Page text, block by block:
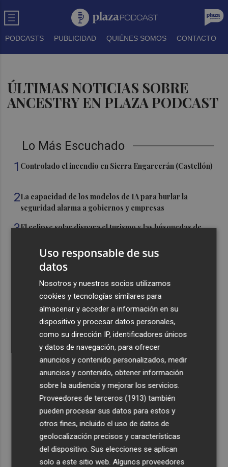
PODCASTS PUBLICIDAD QUIÉNES SOMOS CONTACTO
ÚLTIMAS NOTICIAS SOBRE
ANCESTRY EN PLAZA PODCAST
Lo Más Escuchado
1 Controlado el incendio en Sierra Engarcerán (Castellón)
2La capacidad de los modelos de IA para burlar la
seguridad alarma a gobiernos y empresas
3El eclipse solar dispara el turismo y las búsquedas de
El cubano Papillo triunfa en el certamen del Trovo
Pascual García-Mateos de La Unión
El cantaor Rafa del Calli emociona y se lleva el trofeo
más emblemático del flamenco, la Lámpara Minera del
Cante de las Minas
Recibe toda la actualidad de
Plaza Podcast en tu correo
Quiero suscribirme
Uso responsable de sus
datos
Nosotros y nuestros socios utilizamos
cookies y tecnologías similares para
almacenar y acceder a información en su
dispositivo y procesar datos personales,
como su dirección IP, identificadores únicos
y datos de navegación, para ofrecer
anuncios y contenido personalizados, medir
anuncios y contenido, obtener información
sobre la audiencia y mejorar los servicios.
Proveedores de terceros (1913) también
pueden procesar sus datos para estos y
otros fines, incluido el uso de datos de
geolocalización precisos y características
del dispositivo. Sus elecciones se aplican
solo a este sitio web. Algunos proveedores